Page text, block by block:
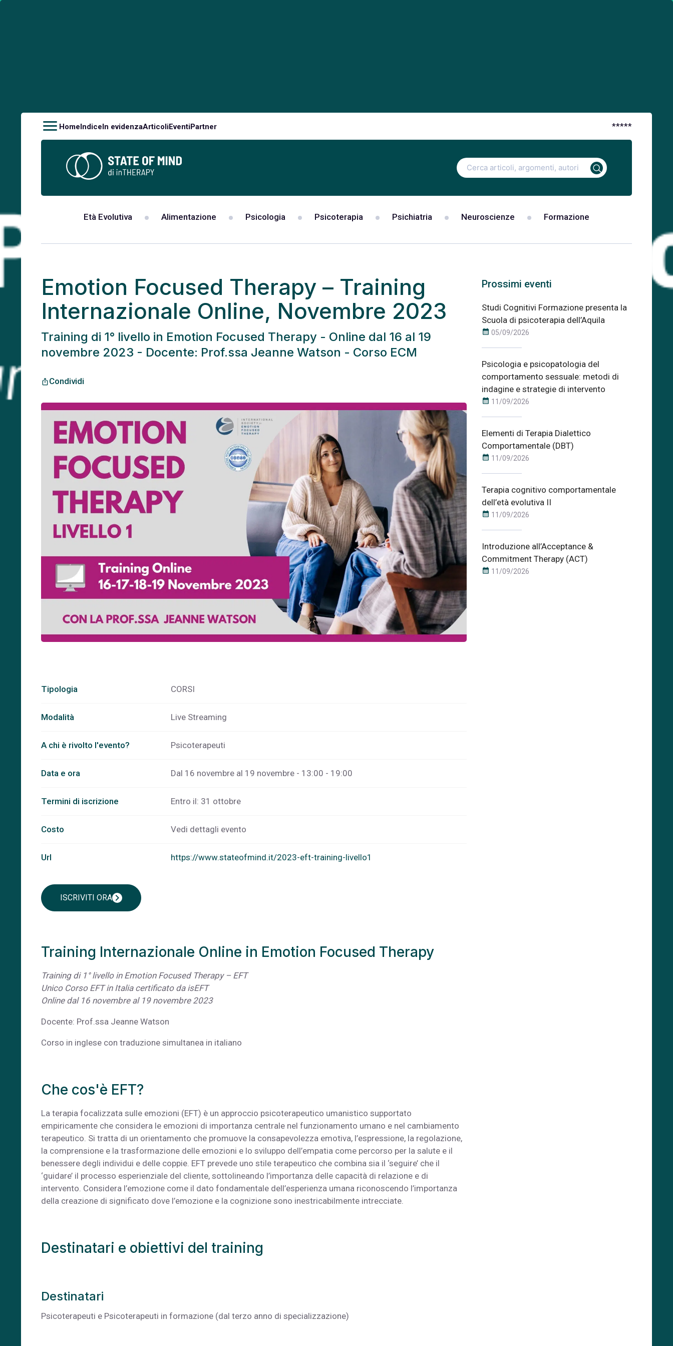
HomeIndiceIn evidenzaArticoliEventiPartner *****
Ricerca
per:
Età Evolutiva Alimentazione Psicologia Psicoterapia Psichiatria Neuroscienze Formazione
Emotion Focused Therapy – Training
Internazionale Online, Novembre 2023
Training di 1° livello in Emotion Focused Therapy - Online dal 16 al 19
novembre 2023 - Docente: Prof.ssa Jeanne Watson - Corso ECM
ios_shareCondividi
Tipologia CORSI
Modalità Live Streaming
A chi è rivolto l'evento? Psicoterapeuti
Data e ora Dal 16 novembre al 19 novembre - 13:00 - 19:00
Termini di iscrizione Entro il: 31 ottobre
Costo Vedi dettagli evento
Url https://www.stateofmind.it/2023-eft-training-livello1
ISCRIVITI ORAchevron_right
Training Internazionale Online in Emotion Focused Therapy
Training di 1° livello in Emotion Focused Therapy – EFT
Unico Corso EFT in Italia certificato da isEFT
Online dal 16 novembre al 19 novembre 2023
Docente: Prof.ssa Jeanne Watson
Corso in inglese con traduzione simultanea in italiano
Che cos'è EFT?
La terapia focalizzata sulle emozioni (EFT) è un approccio psicoterapeutico umanistico supportato
empiricamente che considera le emozioni di importanza centrale nel funzionamento umano e nel cambiamento
terapeutico. Si tratta di un orientamento che promuove la consapevolezza emotiva, l’espressione, la regolazione,
la comprensione e la trasformazione delle emozioni e lo sviluppo dell’empatia come percorso per la salute e il
benessere degli individui e delle coppie. EFT prevede uno stile terapeutico che combina sia il ‘seguire’ che il
‘guidare’ il processo esperienziale del cliente, sottolineando l’importanza delle capacità di relazione e di
intervento. Considera l’emozione come il dato fondamentale dell’esperienza umana riconoscendo l’importanza
della creazione di significato dove l’emozione e la cognizione sono inestricabilmente intrecciate.
Destinatari e obiettivi del training
Destinatari
Psicoterapeuti e Psicoterapeuti in formazione (dal terzo anno di specializzazione)
Prossimi eventi
Studi Cognitivi Formazione presenta la
Scuola di psicoterapia dell’Aquila
calendar_month 05/09/2026
Psicologia e psicopatologia del
comportamento sessuale: metodi di
indagine e strategie di intervento
calendar_month 11/09/2026
Elementi di Terapia Dialettico
Comportamentale (DBT)
calendar_month 11/09/2026
Terapia cognitivo comportamentale
dell’età evolutiva II
calendar_month 11/09/2026
Introduzione all’Acceptance &
Commitment Therapy (ACT)
calendar_month 11/09/2026